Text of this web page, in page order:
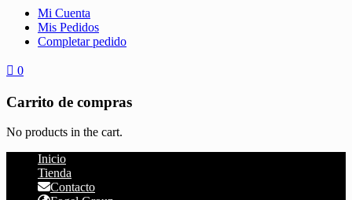
Mi Cuenta
Mis Pedidos
Completar pedido
0
Carrito de compras
No products in the cart.
Inicio
Tienda
Contacto